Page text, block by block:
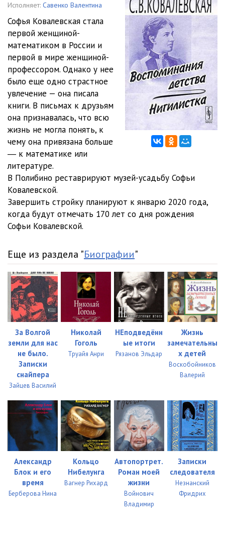
25:23
07_moja_sestra_anuta 25:24
08_nigilizm_anuti
09_otezd_guvernantki 36:46
10_znakomstvo_s_Dostoevskim 57:23
Исполняет: Савенко Валентина
Софья Ковалевская стала
первой женщиной-
математиком в России и
первой в мире женщиной-
профессором. Однако у нее
было еще одно страстное
увлечение — она писала
книги. В письмах к друзьям
она признавалась, что всю
жизнь не могла понять, к
чему она привязана больше
― к математике или
литературе.
В Полибино реставрируют музей-усадьбу Софьи
Ковалевской.
Завершить стройку планируют к январю 2020 года,
когда будут отмечать 170 лет со дня рождения
Софьи Ковалевской.
Еще из раздела "Биографии"
За Волгой
земли для нас
не было.
Записки
снайпера
Зайцев Василий
Николай
Гоголь
Труайя Анри
НЕподведённ
ые итоги
Рязанов Эльдар
Жизнь
замечательны
х детей
Воскобойников
Валерий
Александр
Блок и его
время
Берберова Нина
Кольцо
Нибелунга
Вагнер Рихард
Автопортрет.
Роман моей
жизни
Войнович
Владимир
Записки
следователя
Незнанский
Фридрих